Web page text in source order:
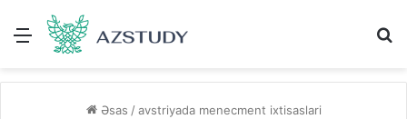
Menu
Əsas / avstriyada menecment ixtisaslari